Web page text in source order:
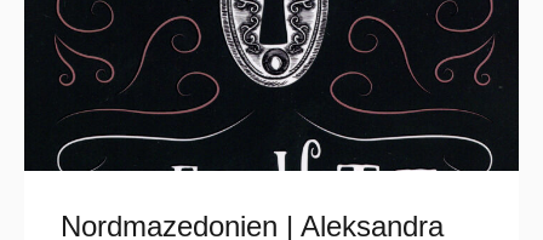
Nordmazedonien | Aleksandra